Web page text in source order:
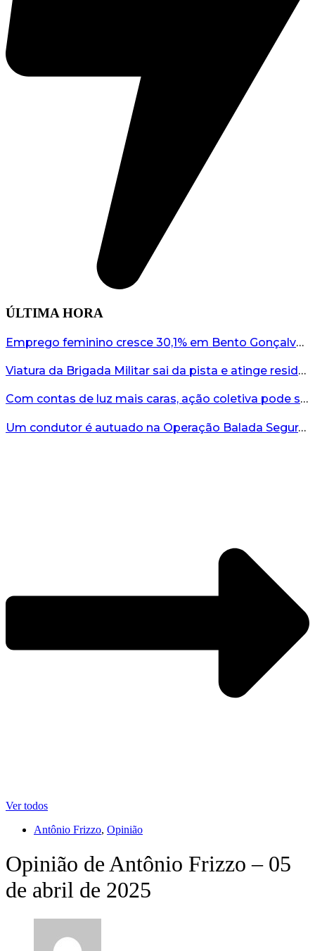
ÚLTIMA HORA
Emprego feminino cresce 30,1% em Bento Gonçalves...
Viatura da Brigada Militar sai da pista e atinge residência no interior do RS...
Com contas de luz mais caras, ação coletiva pode ser caminho contra a RGE...
Um condutor é autuado na Operação Balada Segura em Bento...
Ver todos
Antônio Frizzo, Opinião
Opinião de Antônio Frizzo – 05
de abril de 2025